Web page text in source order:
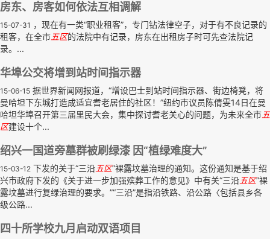
房东、房客如何依法互相调解
15-07-31 ，现在有一类“职业租客”，专门钻法律空子，对于有不良记录的
租客，在全市 五区的法院中有记录，房东在出租房子时可先查法院记
录。...
华埠公交将增到站时间指示器
15-06-15 据世界新闻网报道，“增设巴士到站时间指示器、街边椅凳，将
曼哈坦下东城打造成适宜耆老居住的社区！”纽约市议员陈倩雯14日在曼
哈坦华埠召开第三届里民大会，集中探讨耆老关心的问题，为未来全市 五
区建设十个...
绍兴一国道旁墓群被刷绿漆 因“植绿难度大”
15-03-12 下发的关于“三沿 五区”裸露坟墓治理的通知。这份通知是基于绍
兴市政府下发的《关于进一步加强殡葬工作的意见》中有关“三沿 五区”裸
露坟墓进行复绿治理的要求。”“三沿”是指沿铁路、沿公路〈包括县乡各
级公路...
四十所学校九月启动双语项目